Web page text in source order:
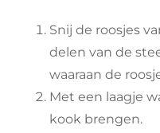
Snij de roosjes
delen van de
waaraan de
Met een laagje
kook brengen.